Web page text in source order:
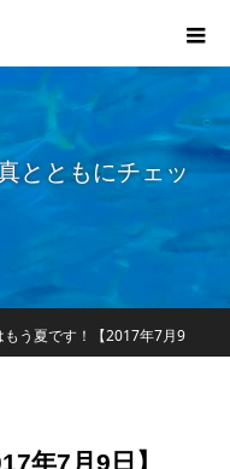
とともにチェッ
もう夏です！【2017年7月9
年7月9日】